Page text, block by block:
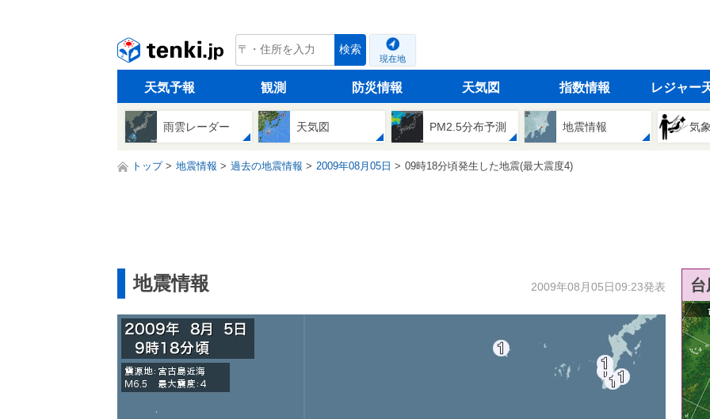
tenki.jp 検索
現在地
天気予報 観測 防災情報 天気図 指数情報 レジャー
雨雲レーダー 天気図 PM2.5分布予測 地震情報 気
トップ 地震情報 過去の地震情報 2009年08月05日 09時18分頃発生した地震(最大震度4)
地震情報 2009年08月05日09:23発表